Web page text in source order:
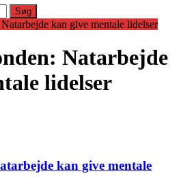
kan give mentale lidelser
Natarbejde
lidelser
kan give mentale